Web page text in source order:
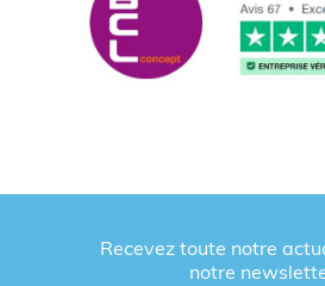
Recevez toute notre
notre